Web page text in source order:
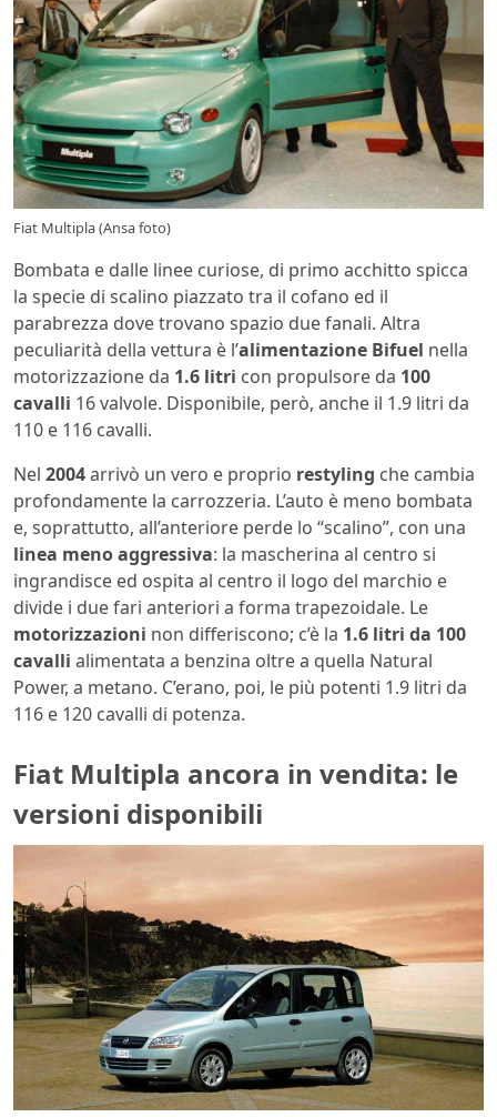
Fiat Multipla (Ansa foto)
Bombata e dalle linee curiose, di primo acchitto spicca
la specie di scalino piazzato tra il cofano ed il
parabrezza dove trovano spazio due fanali. Altra
peculiarità della vettura è l’alimentazione Bifuel nella
motorizzazione da 1.6 litri con propulsore da 100
cavalli 16 valvole. Disponibile, però, anche il 1.9 litri da
110 e 116 cavalli.
Nel 2004arrivò un vero e proprio restyling che cambia
profondamente la carrozzeria. L’auto è meno bombata
e, soprattutto, all’anteriore perde lo “scalino”, con una
linea meno aggressiva: la mascherina al centro si
ingrandisce ed ospita al centro il logo del marchio e
divide i due fari anteriori a forma trapezoidale. Le
motorizzazioni non differiscono; c’è la 1.6 litri da 100
cavalli alimentata a benzina oltre a quella Natural
Power, a metano. C’erano, poi, le più potenti 1.9 litri da
116 e 120 cavalli di potenza.
Fiat Multipla ancora in vendita: le
versioni disponibili